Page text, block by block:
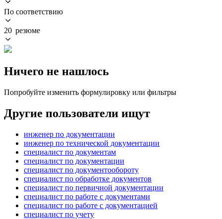
По соответствию
20 резюме
Ничего не нашлось
Попробуйте изменить формулировку или фильтры
Другие пользователи ищут
инженер по документации
инженер по технической документации
специалист по документам
специалист по документации
специалист по документообороту
специалист по обработке документов
специалист по первичной документации
специалист по работе с документами
специалист по работе с документацией
специалист по учету